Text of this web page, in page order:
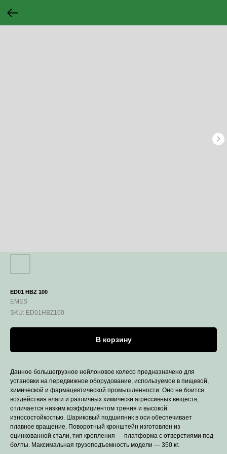
ED01 HBZ 100
EMES
SKU: ED01HBZ100
В корзину
Данное большегрузное нейлоновое колесо предназначено для
установки на передвижное оборудование, используемое в пищевой,
химической и фармацевтической промышленности. Оно не боится
воздействия влаги и различных химически агрессивных веществ,
отличается низким коэффициентом трения и высокой
износостойкостью. Шариковый подшипник в оси обеспечивает
плавное вращение. Поворотный кронштейн изготовлен из
оцинкованной стали, тип крепления — платформа с отверстиями под
болты. Максимальная грузоподъемность модели — 350 кг.